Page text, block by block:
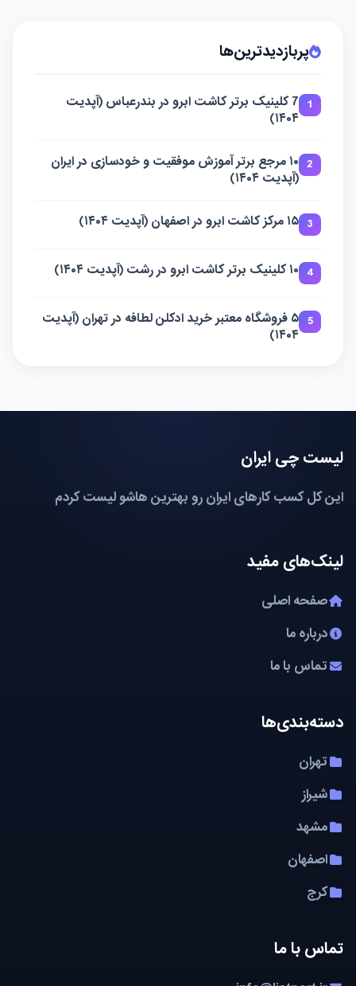
پربازدیدترین‌ها
1
7 کلینیک برتر کاشت ابرو در بندرعباس (آپدیت
۱۴۰۴)
2
۱۰ مرجع برتر آموزش موفقیت و خودسازی در ایران
(آپدیت ۱۴۰۴)
3 ۱۵ مرکز کاشت ابرو در اصفهان (آپدیت ۱۴۰۴)
4 ۱۰ کلینیک برتر کاشت ابرو در رشت (آپدیت ۱۴۰۴)
5
۵ فروشگاه معتبر خرید ادکلن لطافه در تهران (آپدیت
۱۴۰۴)
لیست چی ایران
این کل کسب کارهای ایران رو بهترین هاشو لیست کردم
لینک‌های مفید
صفحه اصلی
درباره ما
تماس با ما
دسته‌بندی‌ها
تهران
شیراز
مشهد
اصفهان
کرج
تماس با ما